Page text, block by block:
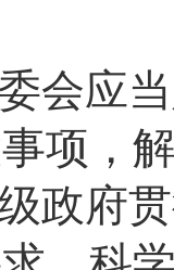
会应
项，
政府贯